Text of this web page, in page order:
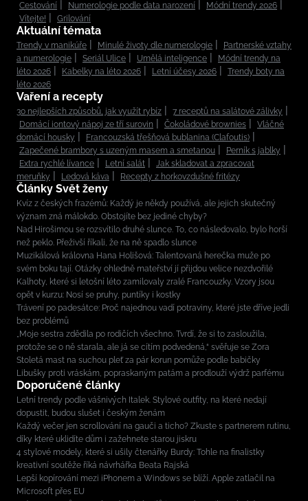
Cestování
Numerologie podle data narození
Módní trendy 2026
Vítejte!
Grilování
Aktuální témata
Trendy v manikúře Minulé životy dle numerologie
Partnerské vztahy
a numerologie
Seriál Ulice Umělá inteligence
Módní trendy na
léto 2026
Kabelky na léto 2026 Letní účesy 2026
Trendy boty na
léto 2026
Vaření a recepty
30 nejlepších způsobů, jak využít rybíz
7 receptů na salátové zálivky
Domácí iontový nápoj ze tří surovin
Čokoládové brownies
Vláčné
domácí housky
Francouzská třešňová bublanina (Clafoutis)
Zapečené brambory s uzeným masem a smetanou
Perník s jablky
Extra rychlé lívance
Letní salát
Jak skladovat a zpracovat
meruňky
Ledová káva Recepty z horkovzdušné fritézy
Články Svět ženy
Kvíz z českých frazémů: Každý je někdy používá, ale jejich skutečný
význam zná málokdo. Obstojíte bez jediné chyby?
Nad Hirošimou se rozsvítilo druhé slunce. To, co následovalo, bylo horší
než peklo. Přeživší říkali, že na ně spadlo slunce
Muzikálová královna Hana Holišová: Talentovaná herečka muže po
svém boku tají. Otázky ohledně mateřství jí přijdou velice nezdvořilé
Kalhoty, které si letošní léto zamilovaly zralé Francouzky. Vzory jsou
opět v kurzu: Nosí se pruhy, puntíky i kostky
Trávení po padesátce: Proč najednou vadí potraviny, které jste dříve jedli
bez problémů
„Moje sestra zdědila po rodičích všechno. Tvrdí, že si to zasloužila,
protože se o ně starala, ale já se cítím podvedená,“ svěřuje se Zora
Stoletá mast na suchou pleť za pár korun pomůže podle babičky
Libušky proti vráskám, popraskaným patám a prodlouží výdrž parfému
Doporučené články
Letní trendy podle vášnivých Italek. Stylové outfity, na které nedají
dopustit, budou slušet i českým ženám
Každý večer jen scrollování na gauči a ticho? Zkuste s partnerem rutinu,
díky které uklidíte dům i zažehnete starou jiskru
4 stylové modely, které si ušily čtenářky Burdy: Tohle na finalistky
kreativní soutěže říká návrhářka Beata Rajská
Lepší kopírování mezi iPhonem a Windows se blíží. Apple zatlačil na
Microsoft přes EU